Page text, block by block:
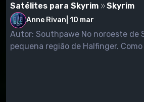
Satélites para Skyrim
Skyrim
Anne Rivan 10 mar
Autor: Southpawe No noroeste de
pequena região de Halfinger.